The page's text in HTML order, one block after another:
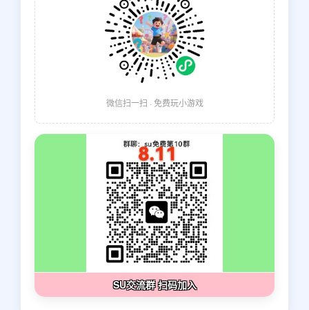
微信扫一扫 · 免费玩小游戏
SU交流群 扫码加入